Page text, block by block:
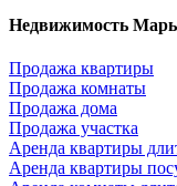
Недвижимость
Продажа квартиры
Продажа комнаты
Продажа дома
Продажа участка
Аренда квартиры
Аренда квартиры